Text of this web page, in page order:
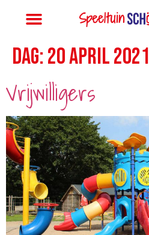
Dag:20 april 2021
Vrijwilligers